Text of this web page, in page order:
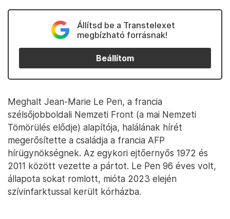
Állítsd be a Transtelexet
megbízható forrásnak!
Beállítom
Meghalt Jean-Marie Le Pen, a francia
szélsőjobboldali Nemzeti Front (a mai Nemzeti
Tömörülés elődje) alapítója, halálának hírét
megerősítette a családja a francia AFP
hírügynökségnek. Az egykori ejtőernyős 1972 és
2011 között vezette a pártot. Le Pen 96 éves volt,
állapota sokat romlott, mióta 2023 elején
szívinfarktussal került kórházba.